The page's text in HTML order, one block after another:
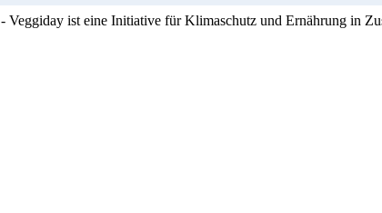
- Veggiday ist eine Initiative für Klimaschutz und Ernährung in